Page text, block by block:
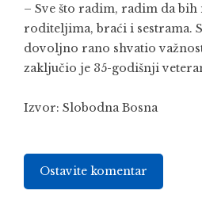
– Sve što radim, radim da
roditeljima, braći i sestrama.
dovoljno rano shvatio
zaključio je 35-godišnji
Izvor: Slobodna Bosna
Ostavite komentar